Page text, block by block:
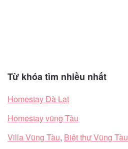
Từ khóa tìm nhiều nhất
Homestay Đà Lạt
Homestay vũng Tàu
Villa Vũng Tàu, Biệt thự Vũng Tàu